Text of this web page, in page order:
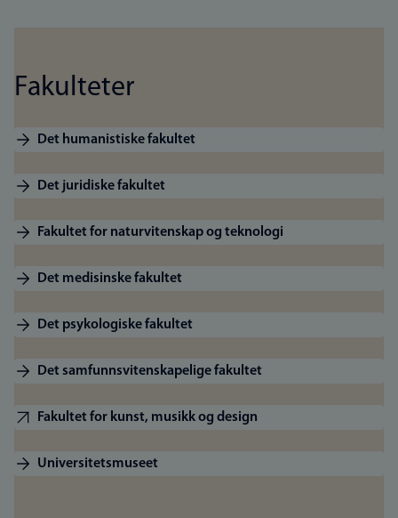
Fakulteter
Det humanistiske fakultet
Det juridiske fakultet
Fakultet for naturvitenskap og teknologi
Det medisinske fakultet
Det psykologiske fakultet
Det samfunnsvitenskapelige fakultet
Fakultet for kunst, musikk og design
Universitetsmuseet